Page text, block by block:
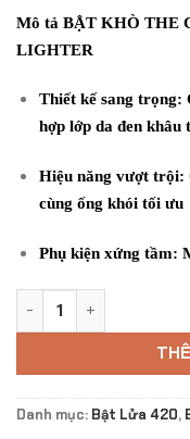
là:
Mô tả BẬT KHÒ THE
LIGHTER
Thiết kế sang trọng:
hợp lớp da đen khâu
Hiệu năng vượt trội:
cùng ống khói tối ưu
Phụ kiện xứng tầm:
BẬT KHÒ THE
Danh mục: Bật Lửa 420,